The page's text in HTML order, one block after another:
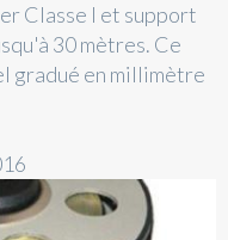
Classe I et support
30 mètres. Ce
gradué en millimètre